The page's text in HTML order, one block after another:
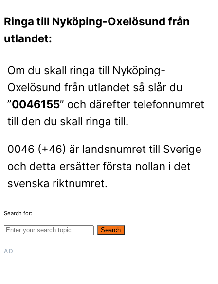
Ringa till Nyköping-Oxelösund från
utlandet:
Om du skall ringa till Nyköping-
Oxelösund från utlandet så slår du
”0046155” och därefter telefonnumret
till den du skall ringa till.
0046 (+46) är landsnumret till Sverige
och detta ersätter första nollan i det
svenska riktnumret.
Search for:
Search
AD